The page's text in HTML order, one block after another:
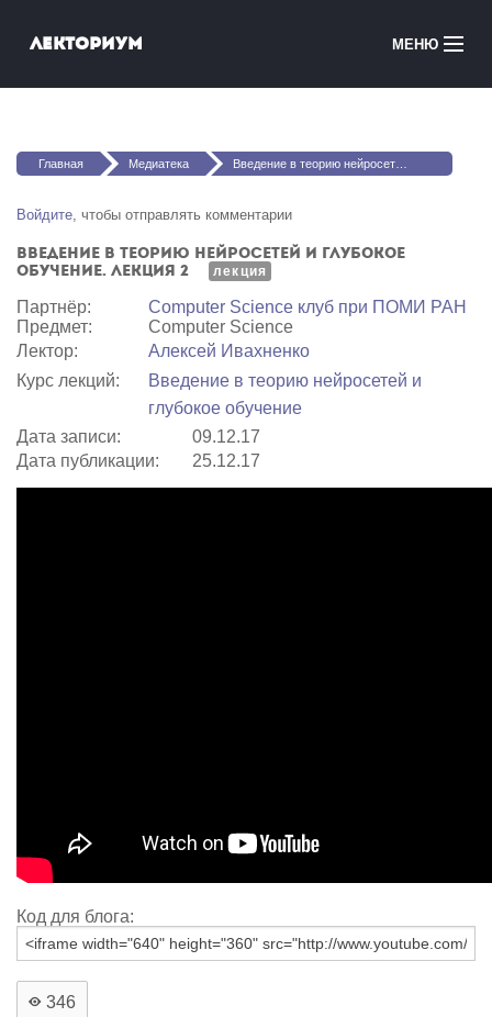
Лекториум МЕНЮ
Медиатека
Courses in English
Войти
Вы здесь
Главная Медиатека Введение в теорию нейросетей и глубокое обучение. Лекция 2
Войдите, чтобы отправлять комментарии
Введение в теорию нейросетей и глубокое
обучение. Лекция 2
лекция
Партнёр:
Computer Science клуб при ПОМИ РАН
Предмет:
Computer Science
Лектор:
Алексей Ивахненко
Курс лекций:
Введение в теорию нейросетей и
глубокое обучение
Дата записи:
09.12.17
Дата публикации:
25.12.17
Код для блога:
346